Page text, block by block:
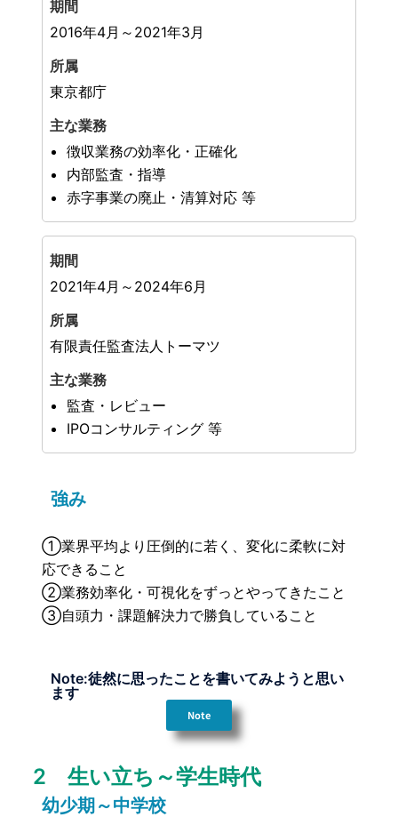
2016年4月～2021年3月
東京都庁
徴収業務の効率化・正確化
内部監査・指導
赤字事業の廃止・清算対応 等
2021年4月～2024年6月
有限責任監査法人トーマツ
監査・レビュー
IPOコンサルティング 等
強み
①業界平均より圧倒的に若く、変化に柔軟に対
応できること
②業務効率化・可視化をずっとやってきたこと
③自頭力・課題解決力で勝負していること
Note:徒然に思ったことを書いてみようと思い
ます
Note
2 生い立ち～学生時代
幼少期～中学校